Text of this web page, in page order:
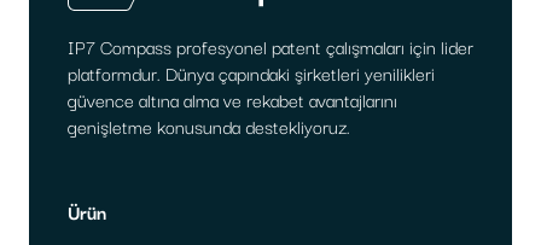
IP7 Compass profesyonel patent çalışmaları için lider
platformdur. Dünya çapındaki şirketleri yenilikleri
güvence altına alma ve rekabet avantajlarını
genişletme konusunda destekliyoruz.
Ürün